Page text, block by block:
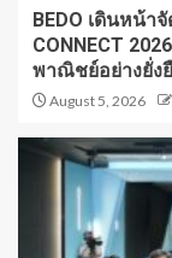
BEDO เดินหน้า
CONNECT
พาณิชย์อย่างยั่ง
August 5, 2026